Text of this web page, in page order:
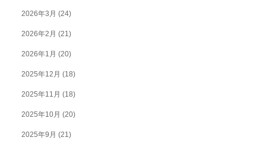
2026年3月 (24)
2026年2月 (21)
2026年1月 (20)
2025年12月 (18)
2025年11月 (18)
2025年10月 (20)
2025年9月 (21)